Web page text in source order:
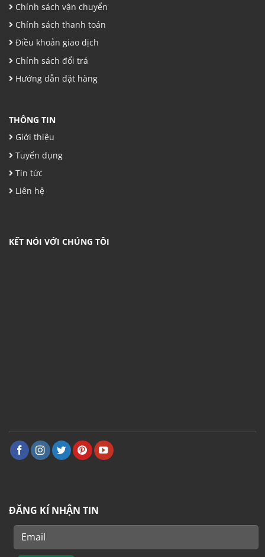
Chính sách vận chuyển
Chính sách thanh toán
Điều khoản giao dịch
Chính sách đổi trả
Hướng dẫn đặt hàng
THÔNG TIN
Giới thiệu
Tuyển dụng
Tin tức
Liên hệ
KẾT NÓI VỚI CHÚNG TÔI
ĐĂNG KÍ NHẬN TIN